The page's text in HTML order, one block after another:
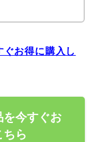
お得に購入し
を今すぐお
ちら